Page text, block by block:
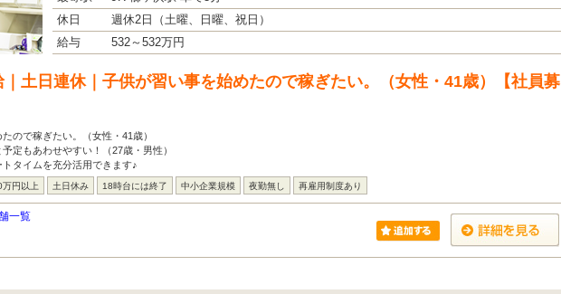
休日
週休2日（土曜、日曜、祝日）
給与
532～532万円
｜土日連休｜子供が習い事を始めたので稼ぎたい。（女性・41歳）【社員募
ので稼ぎたい。（女性・41歳）
定もあわせやすい！（27歳・男性）
タイムを充分活用できます♪
万円以上 土日休み 18時台には終了 中小企業規模 夜勤無し 再雇用制度あり
一覧